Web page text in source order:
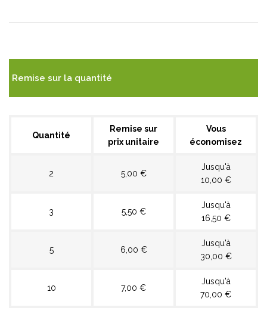
Remise sur la quantité
Quantité
Remise sur
prix unitaire
Vous
économisez
2 5,00 €
Jusqu'à
10,00 €
3 5,50 €
Jusqu'à
16,50 €
5 6,00 €
Jusqu'à
30,00 €
10 7,00 €
Jusqu'à
70,00 €